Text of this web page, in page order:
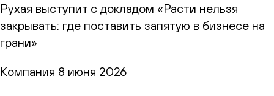
Рухая выступит с докладом «Расти нельзя
закрывать: где поставить запятую в бизнесе на
грани»
Компания 8 июня 2026